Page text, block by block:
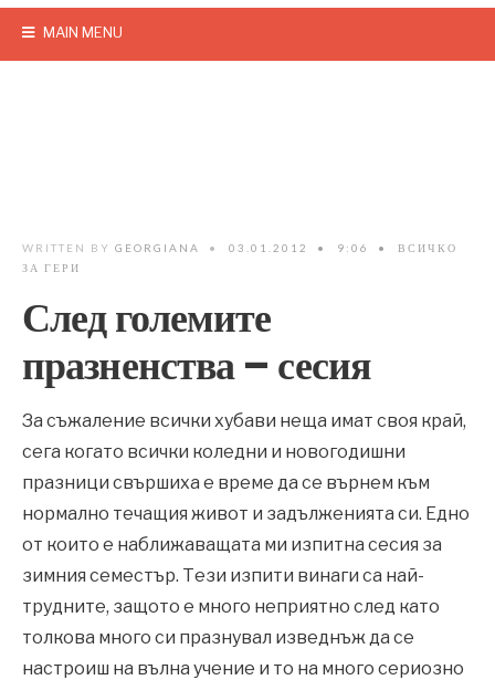
MAIN MENU
WRITTEN BY GEORGIANA • 03.01.2012 • 9:06 •
ВСИЧКО
ЗА ГЕРИ
След големите
празненства – сесия
За съжаление всички хубави неща имат своя край,
сега когато всички коледни и новогодишни
празници свършиха е време да се върнем към
нормално течащия живот и задълженията си. Едно
от които е наближаващата ми изпитна сесия за
зимния семестър. Тези изпити винаги са най-
трудните, защото е много неприятно след като
толкова много си празнувал изведнъж да се
настроиш на вълна учение и то на много сериозно